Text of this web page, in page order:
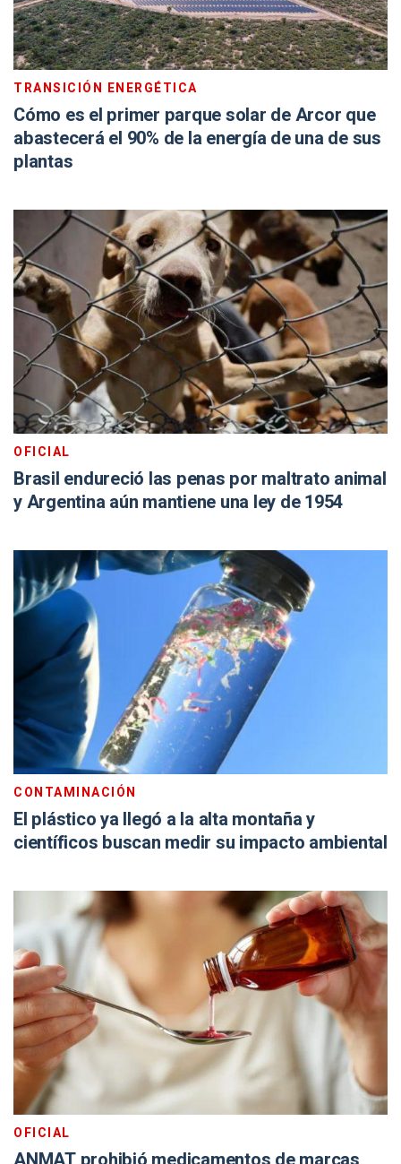
TRANSICIÓN ENERGÉTICA
Cómo es el primer parque solar de Arcor que
abastecerá el 90% de la energía de una de sus
plantas
OFICIAL
Brasil endureció las penas por maltrato animal
y Argentina aún mantiene una ley de 1954
CONTAMINACIÓN
El plástico ya llegó a la alta montaña y
científicos buscan medir su impacto ambiental
OFICIAL